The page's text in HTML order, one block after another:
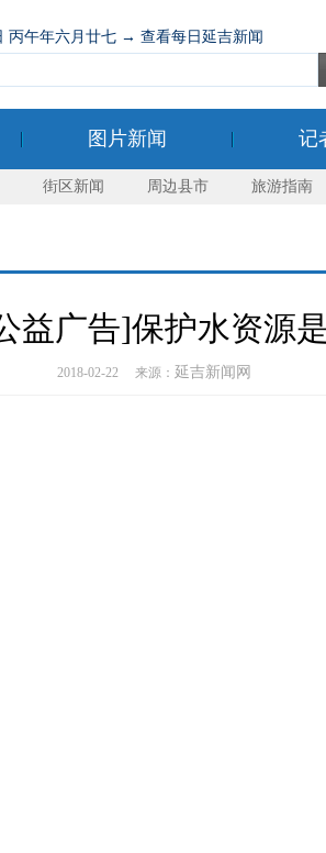
丙午年六月廿七 → 查看每日延吉新闻
图片新闻 记
街区新闻 周边县市 旅游指南
广告]保护水资源
2018-02-22 来源： 延吉新闻网